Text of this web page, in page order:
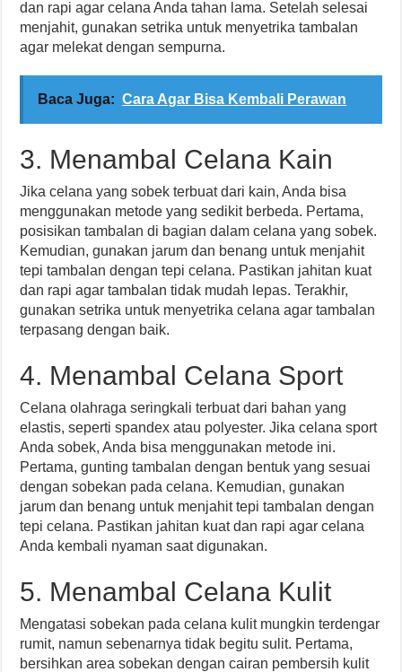
dan rapi agar celana Anda tahan lama. Setelah selesai
menjahit, gunakan setrika untuk menyetrika tambalan
agar melekat dengan sempurna.
Baca Juga: Cara Agar Bisa Kembali Perawan
3. Menambal Celana Kain
Jika celana yang sobek terbuat dari kain, Anda bisa
menggunakan metode yang sedikit berbeda. Pertama,
posisikan tambalan di bagian dalam celana yang sobek.
Kemudian, gunakan jarum dan benang untuk menjahit
tepi tambalan dengan tepi celana. Pastikan jahitan kuat
dan rapi agar tambalan tidak mudah lepas. Terakhir,
gunakan setrika untuk menyetrika celana agar tambalan
terpasang dengan baik.
4. Menambal Celana Sport
Celana olahraga seringkali terbuat dari bahan yang
elastis, seperti spandex atau polyester. Jika celana sport
Anda sobek, Anda bisa menggunakan metode ini.
Pertama, gunting tambalan dengan bentuk yang sesuai
dengan sobekan pada celana. Kemudian, gunakan
jarum dan benang untuk menjahit tepi tambalan dengan
tepi celana. Pastikan jahitan kuat dan rapi agar celana
Anda kembali nyaman saat digunakan.
5. Menambal Celana Kulit
Mengatasi sobekan pada celana kulit mungkin terdengar
rumit, namun sebenarnya tidak begitu sulit. Pertama,
bersihkan area sobekan dengan cairan pembersih kulit